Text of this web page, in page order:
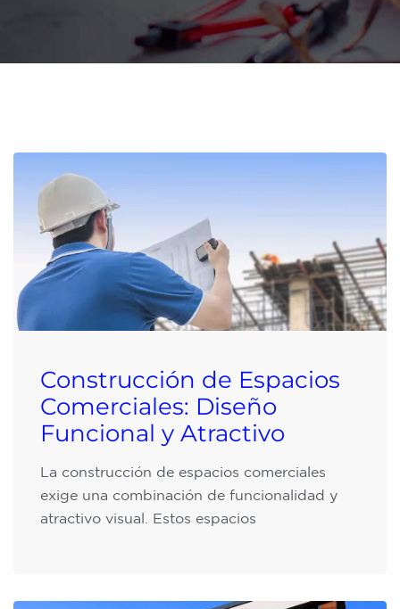
Construcción de Espacios
Comerciales: Diseño
Funcional y Atractivo
La construcción de espacios comerciales
exige una combinación de funcionalidad y
atractivo visual. Estos espacios